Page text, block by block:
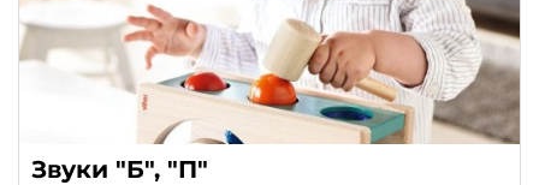
Звуки "Б", "П"